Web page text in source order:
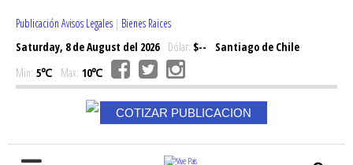
Publicación Avisos Legales | Bienes Raices
Saturday, 8 de August del 2026Dólar: $--
Santiago de Chile
Min: 5℃ Max: 10℃
COTIZAR PUBLICACION